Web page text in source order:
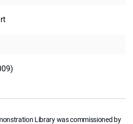
Library was commissioned by